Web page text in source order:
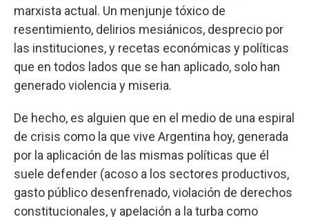
marxista actual. Un menjunje tóxico de
resentimiento, delirios mesiánicos, desprecio por
las instituciones, y recetas económicas y políticas
que en todos lados que se han aplicado, solo han
generado violencia y miseria.
De hecho, es alguien que en el medio de una espiral
de crisis como la que vive Argentina hoy, generada
por la aplicación de las mismas políticas que él
suele defender (acoso a los sectores productivos,
gasto público desenfrenado, violación de derechos
constitucionales, y apelación a la turba como